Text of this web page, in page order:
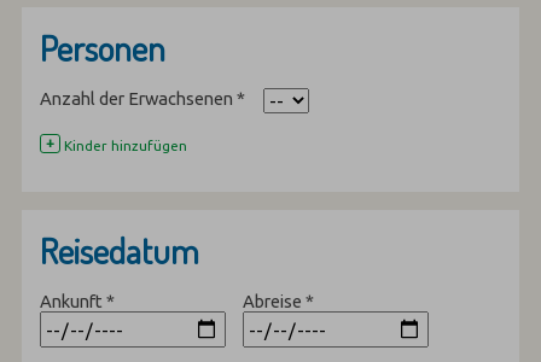
Personen
Anzahl der Erwachsenen*
+ Kinder hinzufügen
Reisedatum
Ankunft* Abreise*